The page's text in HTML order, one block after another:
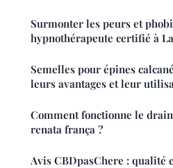
Surmonter les peurs et
hypnothérapeute certifié à
Semelles pour épines
leurs avantages et leur
Comment fonctionne le
renata frança ?
Avis CBDpasChere : qualité